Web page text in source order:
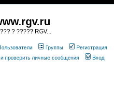
? ????? RGV...
Группы
Регистрация
проверить личные сообщения Вход